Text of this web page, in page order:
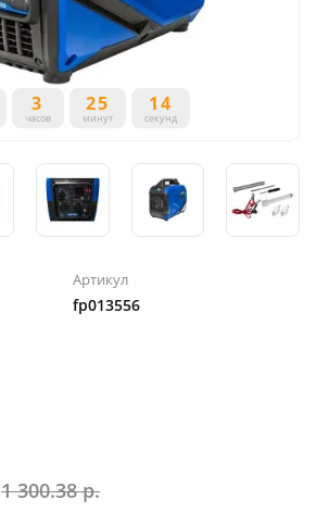
3
часов
25
минут
14
секунд
Артикул
fp013556
1 300.38 р.